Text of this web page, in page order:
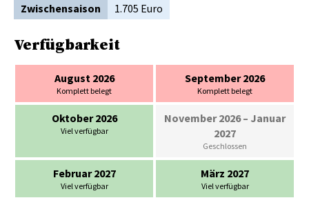
Zwischensaison
1.705 Euro
Verfügbarkeit
August 2026
Komplett belegt
September 2026
Komplett belegt
Oktober 2026
Viel verfügbar
November 2026 – Januar
2027
Geschlossen
Februar 2027
Viel verfügbar
März 2027
Viel verfügbar